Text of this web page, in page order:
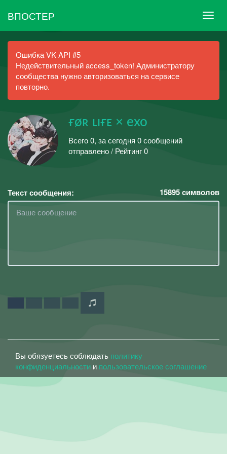
ВПОСТЕР
Ошибка VK API #5
Недействительный access_token! Администратору
сообщества нужно авторизоваться на сервисе
повторно.
ғøʀ ʟɪғᴇ × exo
Всего 0, за сегодня 0 сообщений
отправлено / Рейтинг 0
Текст сообщения: 15895символов
Вы обязуетесь соблюдать политику
конфиденциальности и пользовательское соглашение